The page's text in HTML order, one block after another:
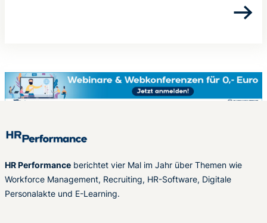
HR Performance berichtet vier Mal im Jahr über Themen wie
Workforce Management, Recruiting, HR-Software, Digitale
Personalakte und E-Learning.